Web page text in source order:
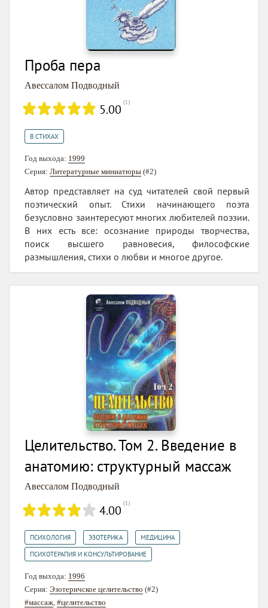
Проба пера
Авессалом Подводный
5.00 (1)
В СТИХАХ
Год выхода: 1999
Серия: Литературные миниатюры (#2)
Автор представляет на суд читателей свой первый
поэтический опыт. Стихи начинающего поэта
безусловно заинтересуют многих любителей поэзии.
В них есть все: осознание природы творчества,
поиск высшего равновесия, философские
размышления, стихи о любви и многое другое.
Целительство. Том 2. Введение в
анатомию: структурный массаж
Авессалом Подводный
4.00 (1)
ПСИХОЛОГИЯ ЭЗОТЕРИКА МЕДИЦИНА
ПСИХОТЕРАПИЯ И КОНСУЛЬТИРОВАНИЕ
Год выхода: 1996
Серия: Эзотеричское целительство (#2)
#массаж, #целительство